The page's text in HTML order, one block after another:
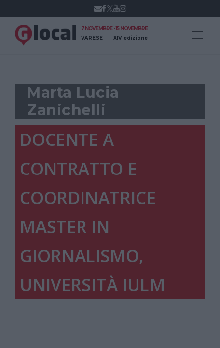
7 NOVEMBRE - 15 NOVEMBRE
VARESE
XIV edizione
Marta Lucia
Zanichelli
DOCENTE A
CONTRATTO E
COORDINATRICE
MASTER IN
GIORNALISMO,
UNIVERSITÀ IULM